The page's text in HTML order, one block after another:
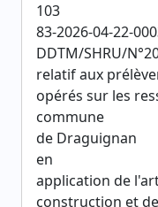
103
83-2026-04-22-
DDTM/SHRU/
relatif aux
opérés sur les
commune
de Draguignan
en
application de
construction et de